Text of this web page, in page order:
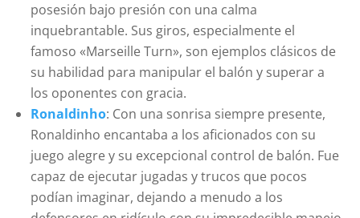
posesión bajo presión con una calma
inquebrantable. Sus giros, especialmente el
famoso «Marseille Turn», son ejemplos clásicos de
su habilidad para manipular el balón y superar a
los oponentes con gracia.
Ronaldinho: Con una sonrisa siempre presente,
Ronaldinho encantaba a los aficionados con su
juego alegre y su excepcional control de balón. Fue
capaz de ejecutar jugadas y trucos que pocos
podían imaginar, dejando a menudo a los